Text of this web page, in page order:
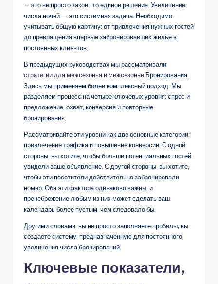
— это не просто какое-то единое решение. Увеличение
числа ночей — это системная задача. Необходимо
учитывать общую картину: от привлечения нужных гостей
до превращения впервые забронировавших жилье в
постоянных клиентов.
В предыдущих руководствах мы рассматривали
стратегии для межсезоньяи межсезонье Бронирования.
Здесь мы применяем более комплексный подход. Мы
разделяем процесс на четыре ключевых уровня: спрос и
предложение, охват, конверсия и повторные
бронирования.
Рассматривайте эти уровни как две основные категории:
привлечение трафика и повышение конверсии. С одной
стороны, вы хотите, чтобы больше потенциальных гостей
увидели ваше объявление. С другой стороны, вы хотите,
чтобы эти посетители действительно забронировали
номер. Оба эти фактора одинаково важны, и
пренебрежение любым из них может сделать ваш
календарь более пустым, чем следовало бы.
Другими словами, вы не просто заполняете пробелы; вы
создаете систему, предназначенную для постоянного
увеличения числа бронирований.
Ключевые показатели,